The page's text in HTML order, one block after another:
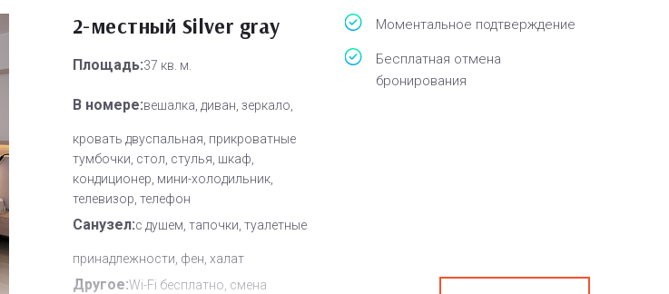
2-местный Silver gray
Площадь:37 кв. м.
В номере:вешалка, диван, зеркало,
кровать двуспальная, прикроватные
тумбочки, стол, стулья, шкаф,
кондиционер, мини-холодильник,
телевизор, телефон
Санузел:с душем, тапочки, туалетные
принадлежности, фен, халат
Другое:Wi-Fi бесплатно, смена
Моментальное подтверждение
Бесплатная отмена
бронирования